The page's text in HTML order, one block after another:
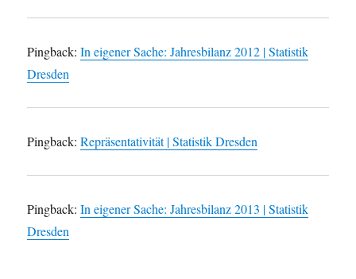
Pingback:In eigener Sache: Jahresbilanz 2012 | Statistik
Dresden
Pingback:Repräsentativität | Statistik Dresden
Pingback:In eigener Sache: Jahresbilanz 2013 | Statistik
Dresden